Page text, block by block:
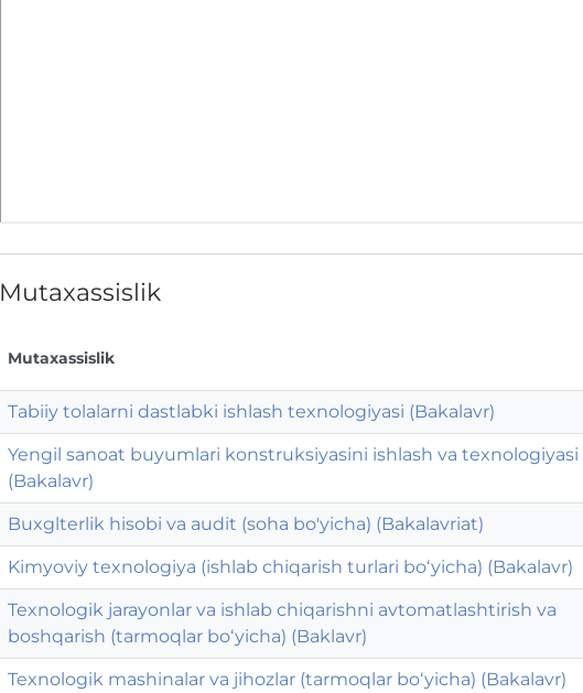
Mutaxassislik
Mutaxassislik
Tabiiy tolalarni dastlabki ishlash texnologiyasi (Bakalavr)
Yengil sanoat buyumlari konstruksiyasini ishlash va texnologiyasi
(Bakalavr)
Buxglterlik hisobi va audit (soha bo'yicha) (Bakalavriat)
Kimyoviy texnologiya (ishlab chiqarish turlari bo‘yicha) (Bakalavr)
Texnologik jarayonlar va ishlab chiqarishni avtomatlashtirish va
boshqarish (tarmoqlar bo‘yicha) (Baklavr)
Texnologik mashinalar va jihozlar (tarmoqlar bo‘yicha) (Bakalavr)